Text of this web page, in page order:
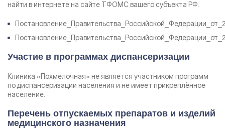
найти в интернете на сайте ТФОМС вашего субъекта РФ.
Участие в программах диспансеризации
Клиника «Похмелочная» не является участником программ
по диспансеризации населения и не имеет прикреплённое
население.
Перечень отпускаемых препаратов и изделий
медицинского назначения